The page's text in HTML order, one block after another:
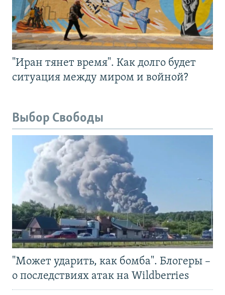
"Иран тянет время". Как долго будет
ситуация между миром и войной?
Выбор Свободы
"Может ударить, как бомба". Блогеры –
о последствиях атак на Wildberries